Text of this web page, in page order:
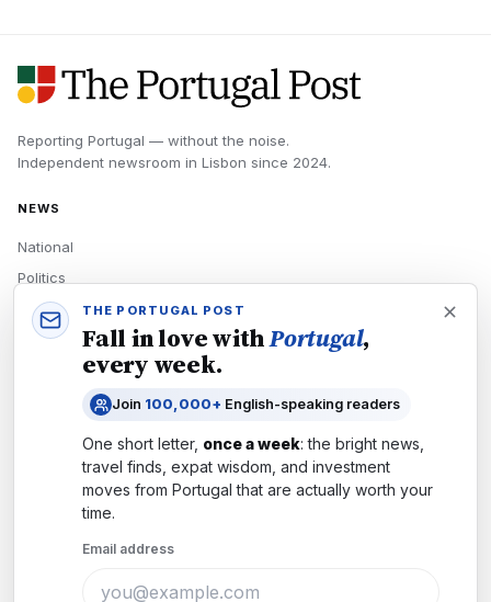
Reporting Portugal — without the noise.
Independent newsroom in Lisbon since 2024.
NEWS
National
Politics
Economy
Tech
Newsletters
Subscribe
THE PORTUGAL POST
Fall in love withPortugal,
every week.
Join 100,000+ English-speaking readers
One short letter, once a week: the bright news,
travel finds, expat wisdom, and investment
moves from Portugal that are actually worth your
time.
Email address